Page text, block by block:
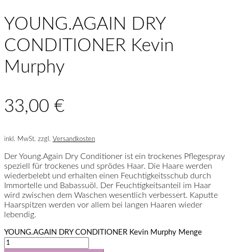
YOUNG.AGAIN DRY
CONDITIONER Kevin
Murphy
33,00 €
inkl. MwSt. zzgl. Versandkosten
Der Young.Again Dry Conditioner ist ein trockenes Pflegespray
speziell für trockenes und sprödes Haar. Die Haare werden
wiederbelebt und erhalten einen Feuchtigkeitsschub durch
Immortelle und Babassuöl. Der Feuchtigkeitsanteil im Haar
wird zwischen dem Waschen wesentlich verbessert. Kaputte
Haarspitzen werden vor allem bei langen Haaren wieder
lebendig.
YOUNG.AGAIN DRY CONDITIONER Kevin Murphy Menge